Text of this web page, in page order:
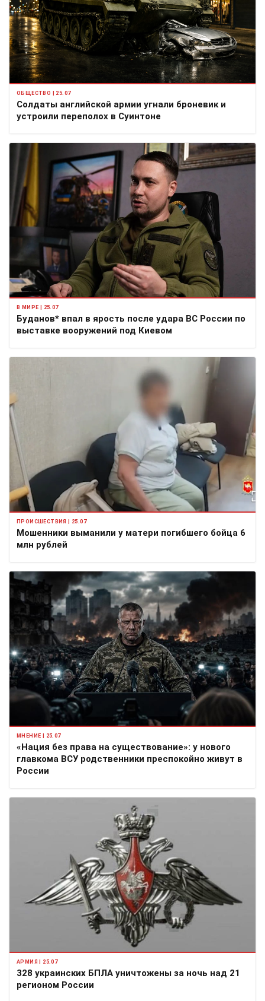
ОБЩЕСТВО | 25.07
Солдаты английской армии угнали броневик и
устроили переполох в Суинтоне
В МИРЕ | 25.07
Буданов* впал в ярость после удара ВС России по
выставке вооружений под Киевом
ПРОИСШЕСТВИЯ | 25.07
Мошенники выманили у матери погибшего бойца 6
млн рублей
МНЕНИЕ | 25.07
«Нация без права на существование»: у нового
главкома ВСУ родственники преспокойно живут в
России
АРМИЯ | 25.07
328 украинских БПЛА уничтожены за ночь над 21
регионом России